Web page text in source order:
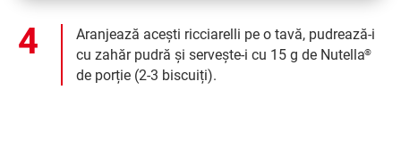
Aranjează acești ricciarelli pe o tavă, pudrează-i
cu zahăr pudră și servește-i cu 15 g de Nutella®
de porție (2-3 biscuiți).